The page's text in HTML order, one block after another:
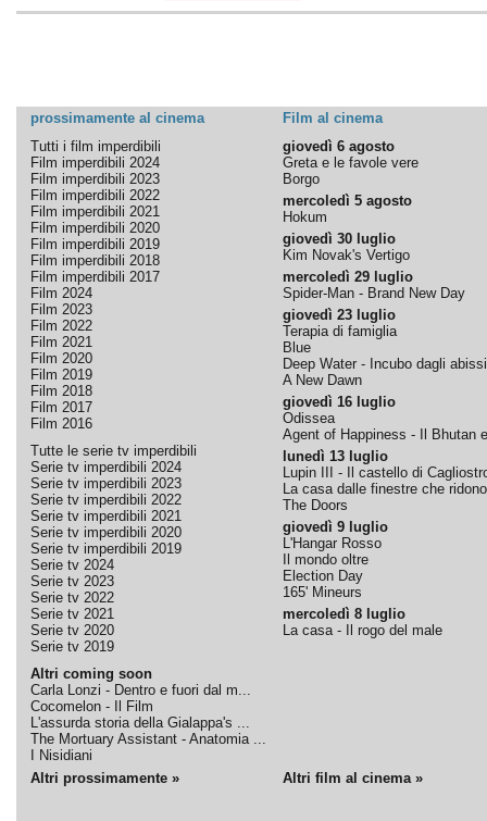
prossimamente al cinema
Film al cinema
Tutti i film imperdibili
Film imperdibili 2024
Film imperdibili 2023
Film imperdibili 2022
Film imperdibili 2021
Film imperdibili 2020
Film imperdibili 2019
Film imperdibili 2018
Film imperdibili 2017
Film 2024
Film 2023
Film 2022
Film 2021
Film 2020
Film 2019
Film 2018
Film 2017
Film 2016
Tutte le serie tv imperdibili
Serie tv imperdibili 2024
Serie tv imperdibili 2023
Serie tv imperdibili 2022
Serie tv imperdibili 2021
Serie tv imperdibili 2020
Serie tv imperdibili 2019
Serie tv 2024
Serie tv 2023
Serie tv 2022
Serie tv 2021
Serie tv 2020
Serie tv 2019
Altri coming soon
Carla Lonzi - Dentro e fuori dal m...
Cocomelon - Il Film
L'assurda storia della Gialappa's ...
The Mortuary Assistant - Anatomia ...
I Nisidiani
giovedì 6 agosto
Greta e le favole vere
Borgo
mercoledì 5 agosto
Hokum
giovedì 30 luglio
Kim Novak's Vertigo
mercoledì 29 luglio
Spider-Man - Brand New Day
giovedì 23 luglio
Terapia di famiglia
Blue
Deep Water - Incubo dagli abissi
A New Dawn
giovedì 16 luglio
Odissea
Agent of Happiness - Il Bhutan
lunedì 13 luglio
Lupin III - Il castello di
La casa dalle finestre che ridono
The Doors
giovedì 9 luglio
L'Hangar Rosso
Il mondo oltre
Election Day
165' Mineurs
mercoledì 8 luglio
La casa - Il rogo del male
Altri prossimamente » Altri film al cinema »